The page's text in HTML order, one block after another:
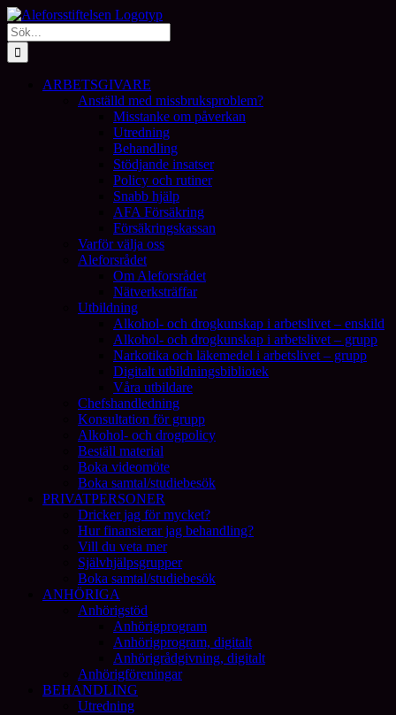
Fortsätt
till
innehållet
Sök
efter:
ARBETSGIVARE
Anställd med missbruksproblem?
Misstanke om påverkan
Utredning
Behandling
Stödjande insatser
Policy och rutiner
Snabb hjälp
AFA Försäkring
Försäkringskassan
Varför välja oss
Aleforsrådet
Om Aleforsrådet
Nätverksträffar
Utbildning
Alkohol- och drogkunskap i arbetslivet – enskild
Alkohol- och drogkunskap i arbetslivet – grupp
Narkotika och läkemedel i arbetslivet – grupp
Digitalt utbildningsbibliotek
Våra utbildare
Chefshandledning
Konsultation för grupp
Alkohol- och drogpolicy
Beställ material
Boka videomöte
Boka samtal/studiebesök
PRIVATPERSONER
Dricker jag för mycket?
Hur finansierar jag behandling?
Vill du veta mer
Självhjälpsgrupper
Boka samtal/studiebesök
ANHÖRIGA
Anhörigstöd
Anhörigprogram
Anhörigprogram, digitalt
Anhörigrådgivning, digitalt
Anhörigföreningar
BEHANDLING
Utredning